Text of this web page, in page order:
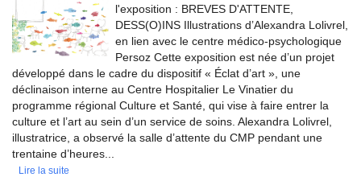
l'exposition : BREVES D'ATTENTE,
DESS(O)INS Illustrations d’Alexandra Lolivrel,
en lien avec le centre médico-psychologique
Persoz Cette exposition est née d’un projet
développé dans le cadre du dispositif « Éclat d’art », une
déclinaison interne au Centre Hospitalier Le Vinatier du
programme régional Culture et Santé, qui vise à faire entrer la
culture et l’art au sein d’un service de soins. Alexandra Lolivrel,
illustratrice, a observé la salle d’attente du CMP pendant une
trentaine d’heures...
Lire la suite